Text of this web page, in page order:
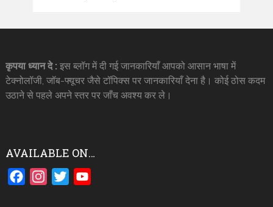
कृपया ध्यान दे : इस ब्लॉग में दी गई जानकारियाँ आपको आसान भाषा में
टेक्नोलॉजी, जॉब-फ्यूचर जैसे टॉपिक्स पर जानकारियाँ देना है। कोई ठोस कदम
उठाने से पहले अपने स्तर पर जाँच अवश्य कर ले।
AVAILABLE ON…
FacebookInstagram
Twitter